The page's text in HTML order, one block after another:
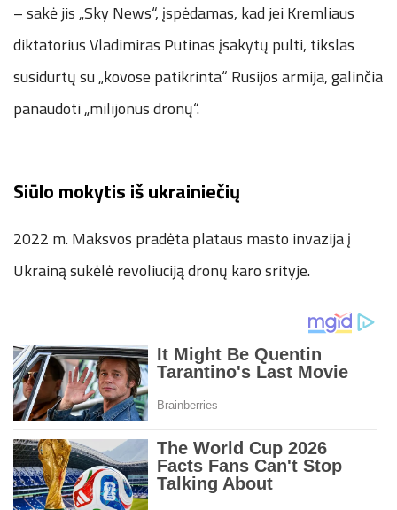
– sakė jis „Sky News“, įspėdamas, kad jei Kremliaus
diktatorius Vladimiras Putinas įsakytų pulti, tikslas
susidurtų su „kovose patikrinta“ Rusijos armija, galinčia
panaudoti „milijonus dronų“.
Siūlo mokytis iš ukrainiečių
2022 m. Maksvos pradėta plataus masto invazija į
Ukrainą sukėlė revoliuciją dronų karo srityje.